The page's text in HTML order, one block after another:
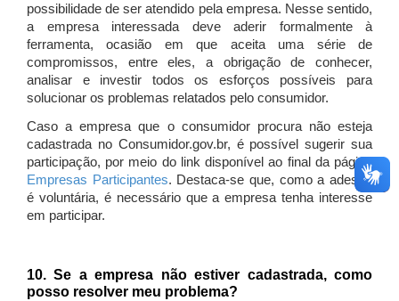
possibilidade de ser atendido pela empresa. Nesse sentido,
a empresa interessada deve aderir formalmente à
ferramenta, ocasião em que aceita uma série de
compromissos, entre eles, a obrigação de conhecer,
analisar e investir todos os esforços possíveis para
solucionar os problemas relatados pelo consumidor.
Caso a empresa que o consumidor procura não esteja
cadastrada no Consumidor.gov.br, é possível sugerir sua
participação, por meio do link disponível ao final da página
Empresas Participantes. Destaca-se que, como a adesão
é voluntária, é necessário que a empresa tenha interesse
em participar.
10. Se a empresa não estiver cadastrada, como
posso resolver meu problema?